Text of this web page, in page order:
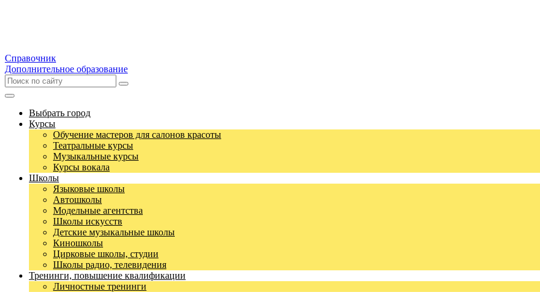
Справочник
Дополнительное образование
Выбрать город
Курсы
Обучение мастеров для салонов красоты
Театральные курсы
Музыкальные курсы
Курсы вокала
Школы
Языковые школы
Автошколы
Модельные агентства
Школы искусств
Детские музыкальные школы
Киношколы
Цирковые школы, студии
Школы радио, телевидения
Тренинги, повышение квалификации
Личностные тренинги